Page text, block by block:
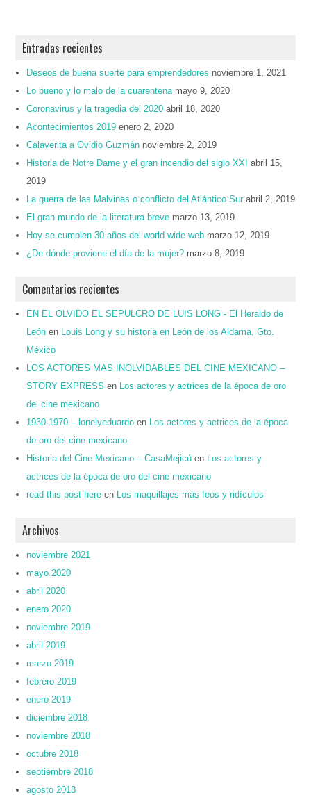
Entradas recientes
Deseos de buena suerte para emprendedores noviembre 1, 2021
Lo bueno y lo malo de la cuarentena mayo 9, 2020
Coronavirus y la tragedia del 2020 abril 18, 2020
Acontecimientos 2019 enero 2, 2020
Calaverita a Ovidio Guzmán noviembre 2, 2019
Historia de Notre Dame y el gran incendio del siglo XXI
abril 15,
2019
La guerra de las Malvinas o conflicto del Atlántico Sur abril 2, 2019
El gran mundo de la literatura breve marzo 13, 2019
Hoy se cumplen 30 años del world wide web marzo 12, 2019
¿De dónde proviene el día de la mujer? marzo 8, 2019
Comentarios recientes
EN EL OLVIDO EL SEPULCRO DE LUIS LONG - El Heraldo de
León en
Louis Long y su historia en León de los Aldama, Gto.
México
LOS ACTORES MAS INOLVIDABLES DEL CINE MEXICANO –
STORY EXPRESS en
Los actores y actrices de la época de oro
del cine mexicano
1930-1970 – lonelyeduardo en
Los actores y actrices de la época
de oro del cine mexicano
Historia del Cine Mexicano – CasaMejicú en
Los actores y
actrices de la época de oro del cine mexicano
read this post here en Los maquillajes más feos y ridículos
Archivos
noviembre 2021
mayo 2020
abril 2020
enero 2020
noviembre 2019
abril 2019
marzo 2019
febrero 2019
enero 2019
diciembre 2018
noviembre 2018
octubre 2018
septiembre 2018
agosto 2018